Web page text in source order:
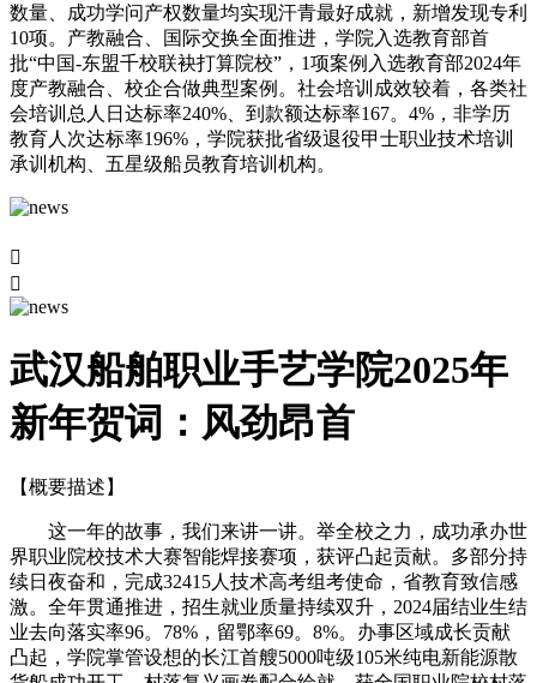
数量、成功学问产权数量均实现汗青最好成就，新增发现专利
10项。产教融合、国际交换全面推进，学院入选教育部首
批“中国-东盟千校联袂打算院校”，1项案例入选教育部2024年
度产教融合、校企合做典型案例。社会培训成效较着，各类社
会培训总人日达标率240%、到款额达标率167。4%，非学历
教育人次达标率196%，学院获批省级退役甲士职业技术培训
承训机构、五星级船员教育培训机构。


武汉船舶职业手艺学院2025年
新年贺词：风劲昂首
【概要描述】
这一年的故事，我们来讲一讲。举全校之力，成功承办世
界职业院校技术大赛智能焊接赛项，获评凸起贡献。多部分持
续日夜奋和，完成32415人技术高考组考使命，省教育致信感
激。全年贯通推进，招生就业质量持续双升，2024届结业生结
业去向落实率96。78%，留鄂率69。8%。办事区域成长贡献
凸起，学院掌管设想的长江首艘5000吨级105米纯电新能源散